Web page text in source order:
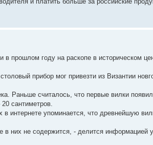
прошлом году на раскопе в историческом
прибор мог привезти из Византии
Раньше считалось, что первые вилки
сантиметров.
интернете упоминается, что древнейшую
в них не содержится, - делится информацией